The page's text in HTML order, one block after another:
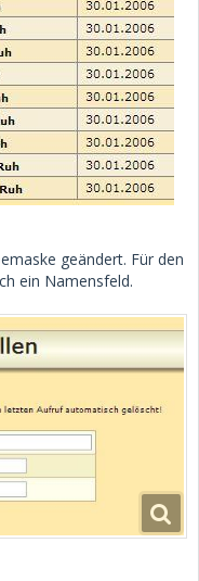
geändert. Für den
ein Namensfeld.